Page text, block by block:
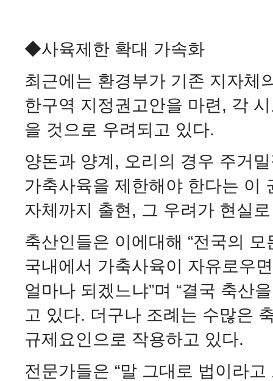
◆사육제한 확대 가속화
최근에는 환경부가 기존 지자체
한구역 지정권고안을 마련, 각
을 것으로 우려되고 있다.
양돈과 양계, 오리의 경우 주거
가축사육을 제한해야 한다는 이
자체까지 출현, 그 우려가 현실
축산인들은 이에대해 “전국의
국내에서 가축사육이 자유로우
얼마나 되겠느냐”며 “결국 축산
고 있다. 더구나 조례는 수많은
규제요인으로 작용하고 있다.
전문가들은 “말 그대로 법이라